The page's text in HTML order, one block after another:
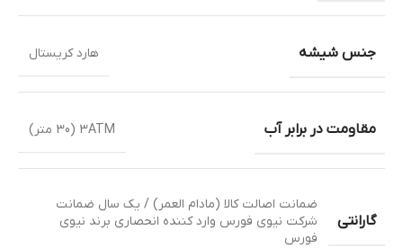
جنس شیشه هارد کریستال
مقاومت در برابر آب 3ATM (30 متر)
گارانتی
ضمانت اصالت کالا (مادام العمر) / یک سال ضمانت
شرکت نیوی فورس وارد کننده انحصاری برند نیوی
فورس